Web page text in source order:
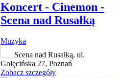
Koncert - Cinemon -
Scena nad Rusałką
Muzyka
Scena nad Rusałką, ul.
Golęcińska 27, Poznań
Zobacz szczegóły